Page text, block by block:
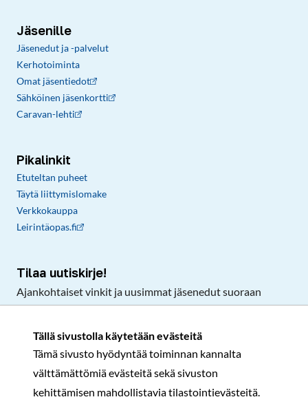
Tällä sivustolla käytetään evästeitä
Tämä sivusto hyödyntää toiminnan kannalta
välttämättömiä evästeitä sekä sivuston
kehittämisen mahdollistavia tilastointievästeitä.
Jäsenille
Jäsenedut ja -palvelut
Kerhotoiminta
Omat jäsentiedot
Sähköinen jäsenkortti
Caravan-lehti
Pikalinkit
Etuteltan puheet
Täytä liittymislomake
Verkkokauppa
Leirintäopas.fi
Tilaa uutiskirje!
Ajankohtaiset vinkit ja uusimmat jäsenedut suoraan